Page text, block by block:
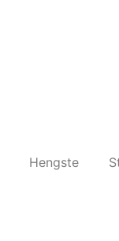
Hengste